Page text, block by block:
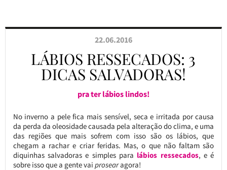
22.06.2016
LÁBIOS RESSECADOS: 3
DICAS SALVADORAS!
pra ter lábios lindos!
No inverno a pele fica mais sensível, seca e irritada por causa
da perda da oleosidade causada pela alteração do clima, e uma
das regiões que mais sofrem com isso são os lábios, que
chegam a rachar e criar feridas. Mas, o que não faltam são
diquinhas salvadoras e simples para lábios ressecados, e é
sobre isso que a gente vai prosearagora!